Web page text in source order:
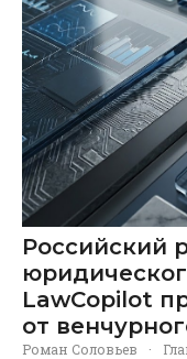
Российский
LawCopilot
от
Роман Соловьев ·